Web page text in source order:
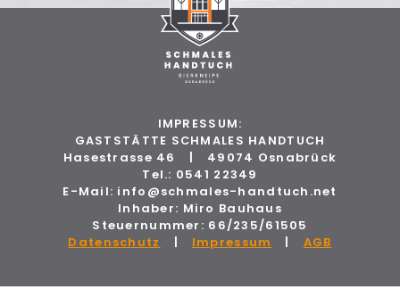
IMPRESSUM:
GASTSTÄTTE SCHMALES HANDTUCH
Hasestrasse 46 |
49074 Osnabrück
Tel.: 0541 22349
E-Mail: info@schmales-handtuch.net
Inhaber: Miro Bauhaus
Steuernummer: 66/235/61505
Datenschutz
| Impressum | AGB